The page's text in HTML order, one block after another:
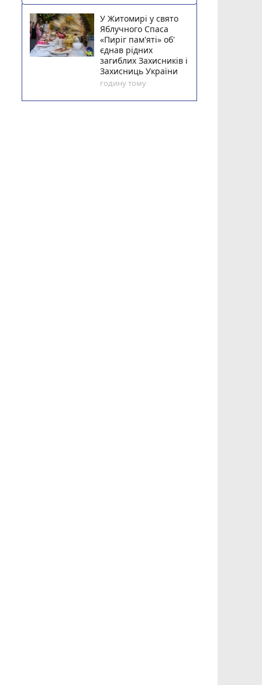
У Житомирі у свято
Яблучного Спаса
«Пиріг пам'яті» об'
єднав рідних
загиблих Захисників і
Захисниць України
годину тому